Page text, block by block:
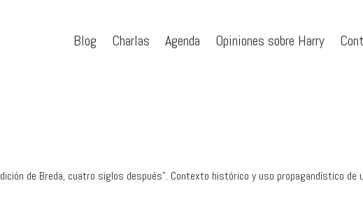
Blog Charlas Agenda Opiniones sobre Harry
de Breda, cuatro siglos después”. Contexto histórico y uso propagandístico de